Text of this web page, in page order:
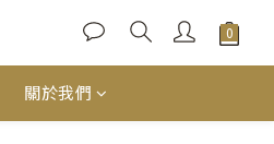
關於我們